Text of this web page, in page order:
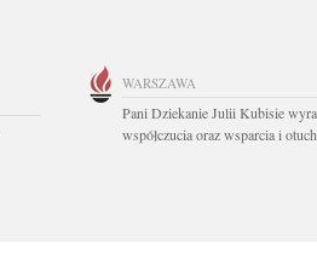
WARSZAWA
Pani Dziekanie Julii Kubisie
współczucia oraz wsparcia i